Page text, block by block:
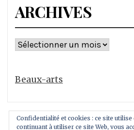
ARCHIVES
Archives
Beaux-arts
Confidentialité et cookies : ce site utilise
continuant à utiliser ce site Web, vous